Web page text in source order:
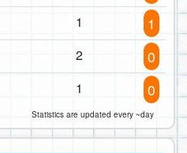
1 1
2 0
1 0
Statistics are updated every ~day